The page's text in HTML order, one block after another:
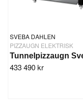
SVEBA DAHLEN
PIZZAUGN ELEKTRISK
433 490 kr